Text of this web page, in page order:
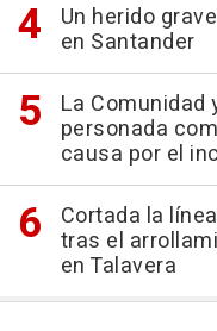
Un herido
en Santander
La
personada
causa por el
Cortada la
tras el
en Talavera